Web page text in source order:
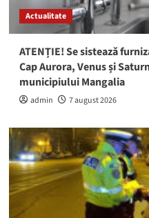
Actualitate
ATENȚIE! Se sistează
Cap Aurora, Venus și
municipiului Mangalia
admin 7 august 2026